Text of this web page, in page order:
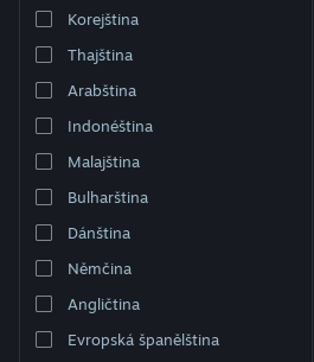
Mobilní aplikace služby Steam
Desktopová verze stránky
Korejština
Thajština
Arabština
Indonéština
Malajština
Bulharština
Dánština
Němčina
Angličtina
Evropská španělština